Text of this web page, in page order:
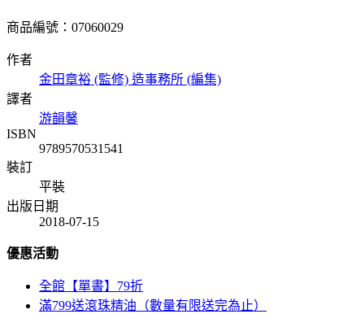
商品編號：07060029
作者
金田章裕 (監修) 造事務所 (編集)
譯者
游韻馨
ISBN
9789570531541
裝訂
平裝
出版日期
2018-07-15
優惠活動
全館【單書】79折
滿799送滾珠精油（數量有限送完為止）